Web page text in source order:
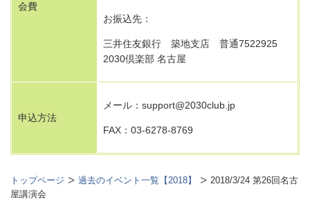
会費
お振込先：
三井住友銀行 築地支店 普通7522925
2030倶楽部 名古屋
申込方法
メール：support@2030club.jp
FAX：03-6278-8769
トップページ 過去のイベント一覧【2018】
2018/3/24 第26回名古
屋講演会